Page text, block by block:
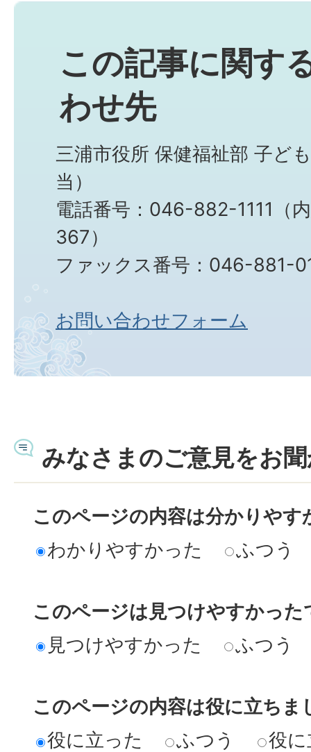
この記事に関す
わせ先
三浦市役所 保健福祉部 子ど
当）
電話番号：046-882-1111（
367）
ファックス番号：046-881-
お問い合わせフォーム
みなさまのご意見をお
このページの内容は分かりやす
わかりやすかった
ふつう
このページは見つけやすかった
見つけやすかった
ふつう
このページの内容は役に立ちま
役に立った
ふつう 役